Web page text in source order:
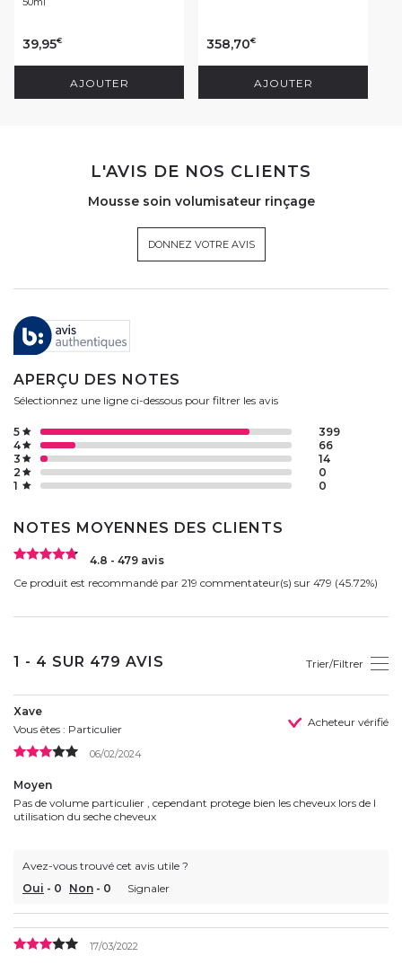
39,95€
AJOUTER
358,70€
AJOUTER
L'AVIS DE NOS CLIENTS
Mousse soin volumisateur rinçage
DONNEZ VOTRE AVIS
APERÇU DES NOTES
Sélectionnez une ligne ci-dessous pour filtrer les avis
1 0
2 0
3 14
4 66
5 399
NOTES MOYENNES DES CLIENTS
4.8 - 479 avis
Ce produit est recommandé par 219 commentateur(s) sur 479 (45.72%)
1 - 4 SUR 479 AVIS Trier/Filtrer
Xave
Vous êtes : Particulier
Acheteur vérifié
06/02/2024
Moyen
Pas de volume particulier , cependant protege bien les cheveux lors de l
utilisation du seche cheveux
Avez-vous trouvé cet avis utile ?
Oui - 0 Non - 0 Signaler
17/03/2022